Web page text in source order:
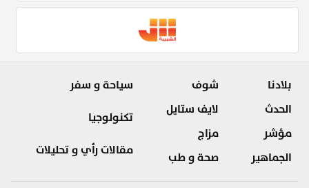
بلادنا
الحدث
مؤشر
الجماهير
شوف
لايف ستايل
مزاج
صحة و طب
سياحة و سفر
تكنولوجيا
مقالات رأي و تحليلات